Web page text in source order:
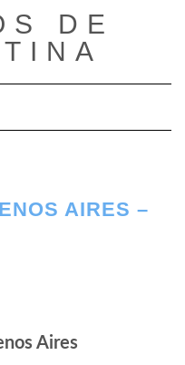
DE
modo de navegación
AIRES –
Aires